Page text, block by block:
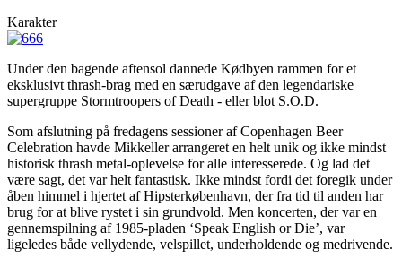
Karakter
Under den bagende aftensol dannede Kødbyen rammen for et
eksklusivt thrash-brag med en særudgave af den legendariske
supergruppe Stormtroopers of Death - eller blot S.O.D.
Som afslutning på fredagens sessioner af Copenhagen Beer
Celebration havde Mikkeller arrangeret en helt unik og ikke mindst
historisk thrash metal-oplevelse for alle interesserede. Og lad det
være sagt, det var helt fantastisk. Ikke mindst fordi det foregik under
åben himmel i hjertet af Hipsterkøbenhavn, der fra tid til anden har
brug for at blive rystet i sin grundvold. Men koncerten, der var en
gennemspilning af 1985-pladen ‘Speak English or Die’, var
ligeledes både vellydende, velspillet, underholdende og medrivende.